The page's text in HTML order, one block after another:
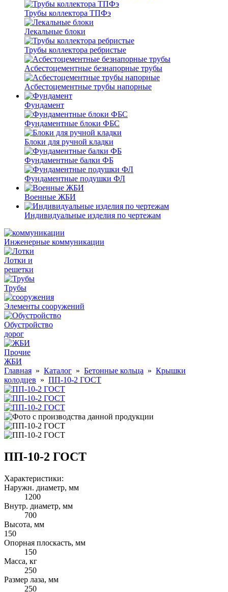
Трубы коллектора ТПФэ
Лекальные блоки
Трубы коллектора ребристые
Асбестоцементные безнапорные трубы
Асбестоцементные трубы напорные
Фундамент
Фундаментные блоки ФБС
Блоки для ручной кладки
Фундаментные балки ФБ
Фундаментные подушки ФЛ
Военные ЖБИ
Индивидуальные изделия по чертежам
Инженерные коммуникации
Лотки и
решетки
Трубы
Элементы сооружений
Обустройство
дорог
Прочие
ЖБИ
Главная » Каталог » Бетонные кольца » Крышки
колодцев » ПП-10-2 ГОСТ
ПП-10-2 ГОСТ
Характеристики:
Наружн. диаметр, мм
1200
Внутр. диаметр, мм
700
Высота, мм
150
Опорная плоскасть, мм
150
Масса, кг
250
Размер лаза, мм
250